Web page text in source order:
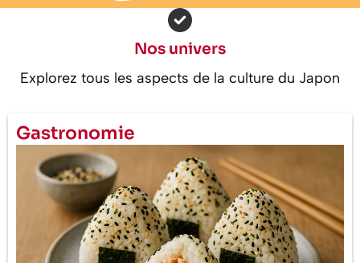
Nos univers
Explorez tous les aspects de la culture du Japon
Gastronomie